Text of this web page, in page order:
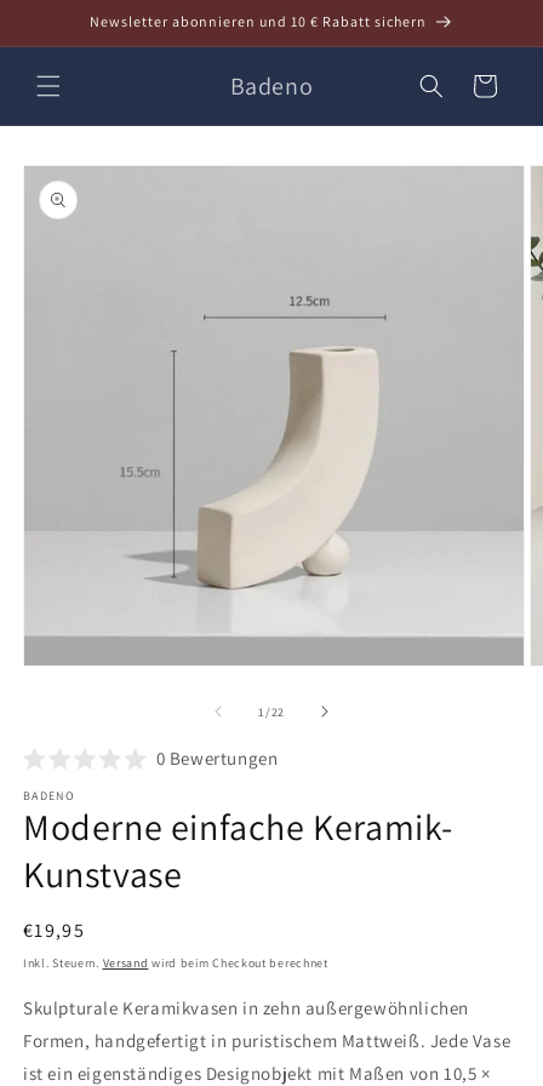
Inhalt
Newsletter abonnieren und 10 € Rabatt sichern
Badeno Warenkorb
öffnen
1 /von
22
0 Bewertungen
BADENO
Moderne einfache Keramik-
Kunstvase
Normaler
Preis
€19,95
Inkl. Steuern. Versand wird beim Checkout berechnet
Skulpturale Keramikvasen in zehn außergewöhnlichen
Formen, handgefertigt in puristischem Mattweiß. Jede Vase
ist ein eigenständiges Designobjekt mit Maßen von 10,5 ×